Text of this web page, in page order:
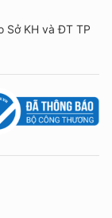
Sở KH và ĐT TP